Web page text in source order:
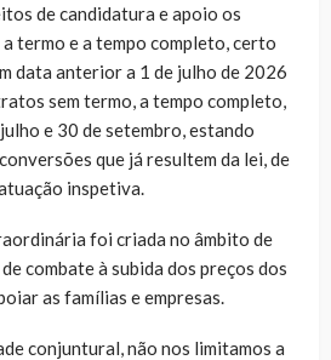
de candidatura e apoio os
termo e a tempo completo, certo
data anterior a 1 de julho de 2026
sem termo, a tempo completo,
e 30 de setembro, estando
que já resultem da lei, de
inspetiva.
foi criada no âmbito de
combate à subida dos preços dos
as famílias e empresas.
conjuntural, não nos limitamos a